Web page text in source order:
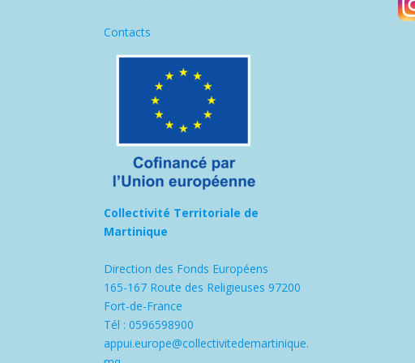
Contacts
Collectivité Territoriale de
Martinique
Direction des Fonds Européens
165-167 Route des Religieuses 97200
Fort-de-France
Tél : 0596598900
appui.europe@collectivitedemartinique.